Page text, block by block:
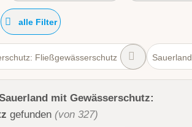
alle Filter
Fließgewässerschutz Sauerland
mit Gewässerschutz:
gefunden (von 327)